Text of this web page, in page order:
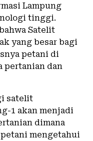
Lampung
tinggi.
Satelit
yang besar bagi
petani di
pertanian dan
satelit
1 akan menjadi
dimana
mengetahui